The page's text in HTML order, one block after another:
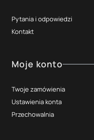
Pytania i odpowiedzi
Kontakt
Moje konto
Twoje zamówienia
Ustawienia konta
Przechowalnia